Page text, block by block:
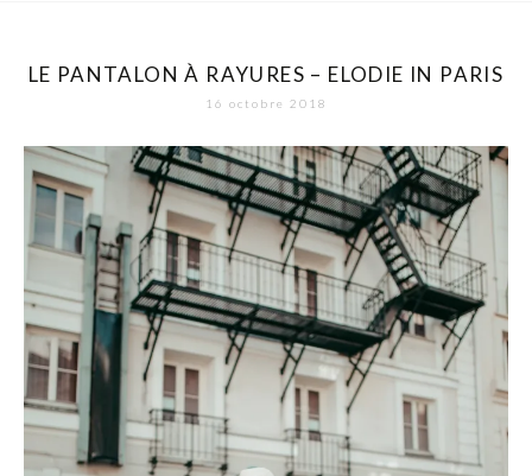
LE PANTALON À RAYURES – ELODIE IN PARIS
16 octobre 2018